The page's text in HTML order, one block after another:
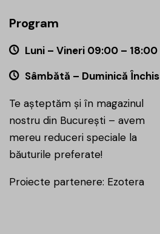
Program
Luni – Vineri 09:00 – 18:00
Sâmbătă – Duminică Închis
Te așteptăm și în magazinul
nostru din București – avem
mereu reduceri speciale la
băuturile preferate!
Proiecte partenere: Ezotera